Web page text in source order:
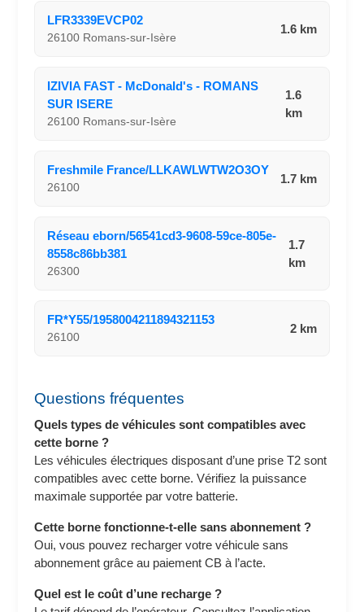
LFR3339EVCP02
26100 Romans-sur-Isère
1.6 km
IZIVIA FAST - McDonald's - ROMANS
SUR ISERE
26100 Romans-sur-Isère
1.6
km
Freshmile France/LLKAWLWTW2O3OY
26100
1.7 km
Réseau eborn/56541cd3-9608-59ce-805e-
8558c86bb381
26300
1.7
km
FR*Y55/1958004211894321153
26100
2 km
Questions fréquentes
Quels types de véhicules sont compatibles avec
cette borne ?
Les véhicules électriques disposant d’une prise T2 sont
compatibles avec cette borne. Vérifiez la puissance
maximale supportée par votre batterie.
Cette borne fonctionne-t-elle sans abonnement ?
Oui, vous pouvez recharger votre véhicule sans
abonnement grâce au paiement CB à l’acte.
Quel est le coût d’une recharge ?